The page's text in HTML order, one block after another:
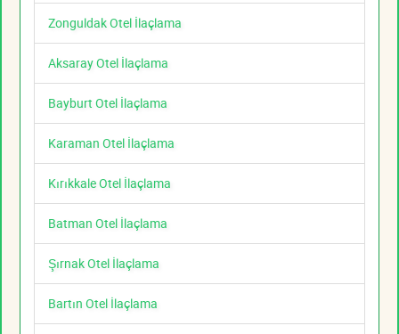
Zonguldak Otel İlaçlama
Aksaray Otel İlaçlama
Bayburt Otel İlaçlama
Karaman Otel İlaçlama
Kırıkkale Otel İlaçlama
Batman Otel İlaçlama
Şırnak Otel İlaçlama
Bartın Otel İlaçlama